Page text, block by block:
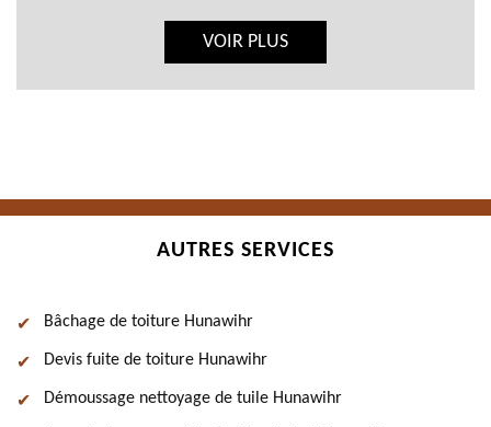
VOIR PLUS
AUTRES SERVICES
Bâchage de toiture Hunawihr
Devis fuite de toiture Hunawihr
Démoussage nettoyage de tuile Hunawihr